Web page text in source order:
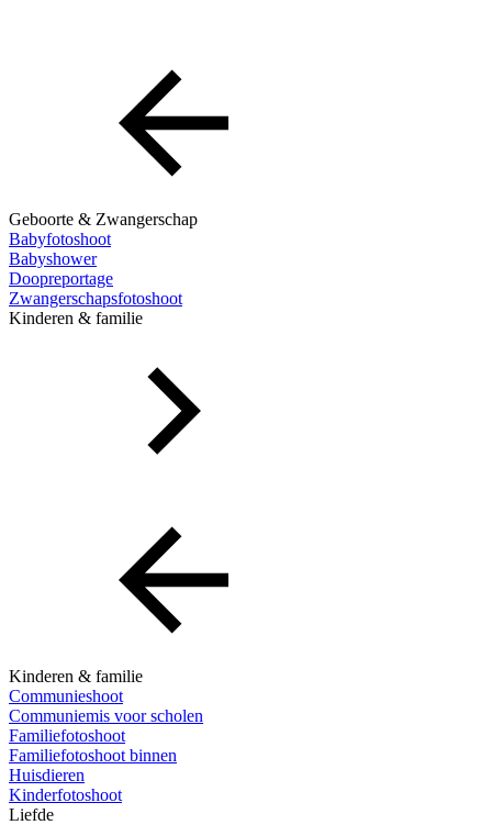
Geboorte & Zwangerschap
Babyfotoshoot
Babyshower
Doopreportage
Zwangerschapsfotoshoot
Kinderen & familie
Kinderen & familie
Communieshoot
Communiemis voor scholen
Familiefotoshoot
Familiefotoshoot binnen
Huisdieren
Kinderfotoshoot
Liefde